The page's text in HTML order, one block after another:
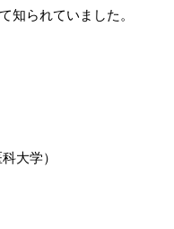
知られていました。
大学）